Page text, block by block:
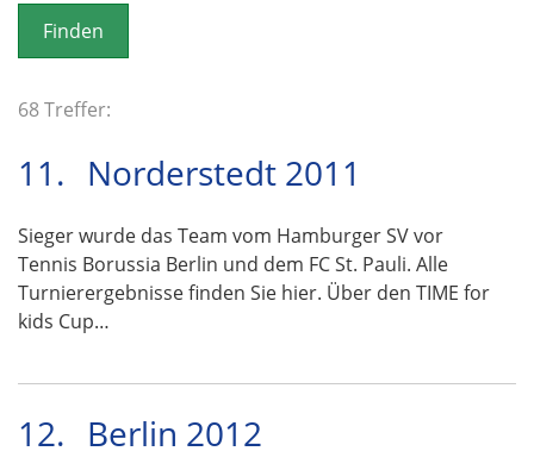
o
n
68 Treffer:
11. Norderstedt 2011
Sieger wurde das Team vom Hamburger SV vor
Tennis Borussia Berlin und dem FC St. Pauli. Alle
Turnierergebnisse finden Sie hier. Über den TIME for
kids Cup…
12. Berlin 2012